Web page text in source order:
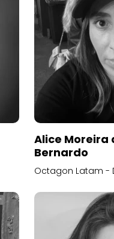
Alice
Bernardo
Octagon Latam -